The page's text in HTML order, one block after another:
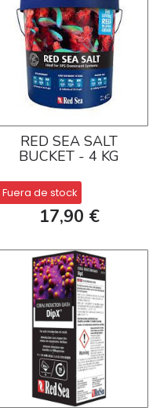
RED SEA SALT
BUCKET - 4 KG
Fuera de stock
17,90 €